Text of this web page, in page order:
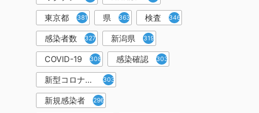
東京都 381 県 363 検査 346
感染者数 327 新潟県 319
COVID-19 308 感染確認 303
新型コロナウィルス感染症 303
新規感染者 296